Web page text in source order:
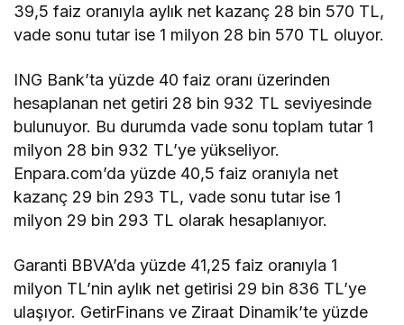
39,5 faiz oranıyla aylık net kazanç 28 bin 570 TL,
vade sonu tutar ise 1 milyon 28 bin 570 TL oluyor.
ING Bank’ta yüzde 40 faiz oranı üzerinden
hesaplanan net getiri 28 bin 932 TL seviyesinde
bulunuyor. Bu durumda vade sonu toplam tutar 1
milyon 28 bin 932 TL’ye yükseliyor.
Enpara.com’da yüzde 40,5 faiz oranıyla net
kazanç 29 bin 293 TL, vade sonu tutar ise 1
milyon 29 bin 293 TL olarak hesaplanıyor.
Garanti BBVA’da yüzde 41,25 faiz oranıyla 1
milyon TL’nin aylık net getirisi 29 bin 836 TL’ye
ulaşıyor. GetirFinans ve Ziraat Dinamik’te yüzde